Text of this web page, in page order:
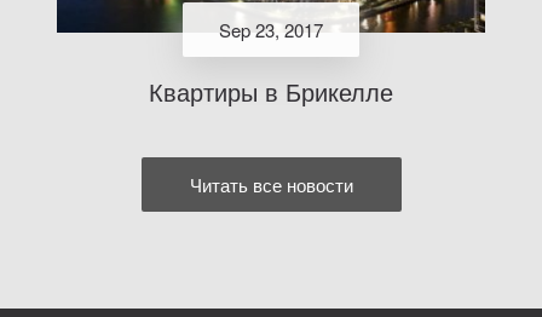
Sep 23, 2017
Квартиры в Брикелле
Читать все новости